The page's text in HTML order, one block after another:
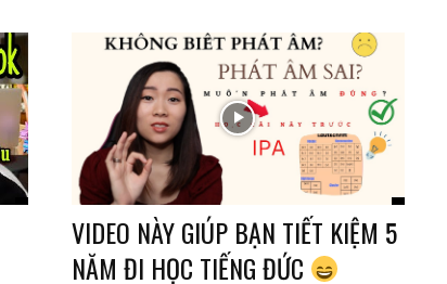
VIDEO NÀY GIÚP BẠN TIẾT KIỆM 5
NĂM ĐI HỌC TIẾNG ĐỨC